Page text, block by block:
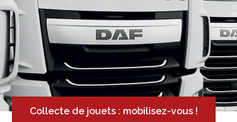
Collecte de jouets : mobilisez-vous !